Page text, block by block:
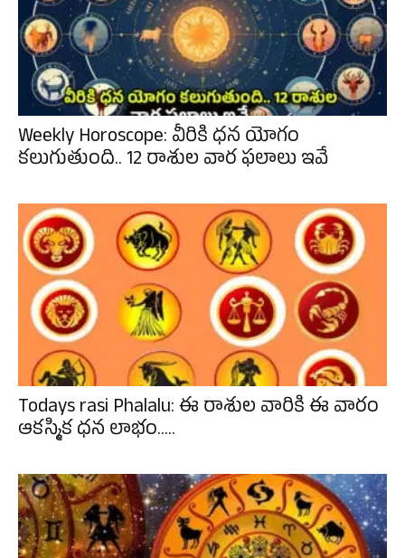
Weekly Horoscope: వీరికి ధన యోగం
కలుగుతుంది.. 12 రాశుల వార ఫలాలు ఇవే
Todays rasi Phalalu: ఈ రాశుల వారికి ఈ వారం
ఆకస్మిక ధన లాభం.....